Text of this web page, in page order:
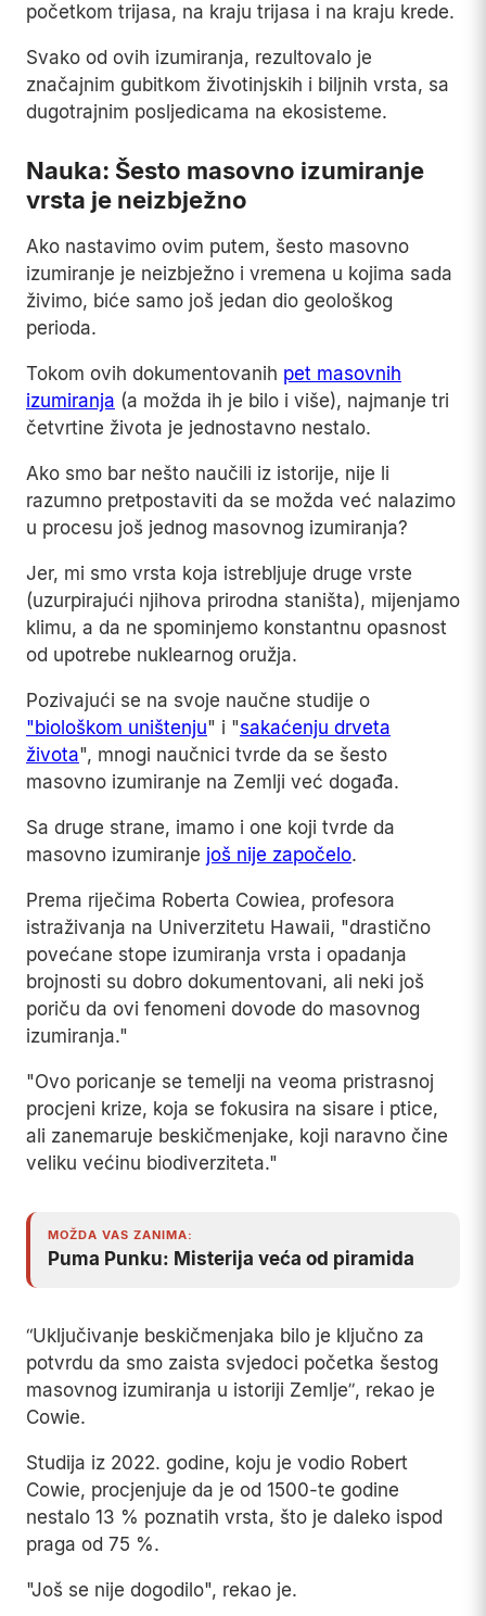
početkom trijasa, na kraju trijasa i na kraju krede.
Svako od ovih izumiranja, rezultovalo je
značajnim gubitkom životinjskih i biljnih vrsta, sa
dugotrajnim posljedicama na ekosisteme.
Nauka: Šesto masovno izumiranje
vrsta je neizbježno
Ako nastavimo ovim putem, šesto masovno
izumiranje je neizbježno i vremena u kojima sada
živimo, biće samo još jedan dio geološkog
perioda.
Tokom ovih dokumentovanih pet masovnih
izumiranja (a možda ih je bilo i više), najmanje tri
četvrtine života je jednostavno nestalo.
Ako smo bar nešto naučili iz istorije, nije li
razumno pretpostaviti da se možda već nalazimo
u procesu još jednog masovnog izumiranja?
Jer, mi smo vrsta koja istrebljuje druge vrste
(uzurpirajući njihova prirodna staništa), mijenjamo
klimu, a da ne spominjemo konstantnu opasnost
od upotrebe nuklearnog oružja.
Pozivajući se na svoje naučne studije o
"biološkom uništenju" i "sakaćenju drveta
života", mnogi naučnici tvrde da se šesto
masovno izumiranje na Zemlji već događa.
Sa druge strane, imamo i one koji tvrde da
masovno izumiranje još nije započelo.
Prema riječima Roberta Cowiea, profesora
istraživanja na Univerzitetu Hawaii, "drastično
povećane stope izumiranja vrsta i opadanja
brojnosti su dobro dokumentovani, ali neki još
poriču da ovi fenomeni dovode do masovnog
izumiranja."
"Ovo poricanje se temelji na veoma pristrasnoj
procjeni krize, koja se fokusira na sisare i ptice,
ali zanemaruje beskičmenjake, koji naravno čine
veliku većinu biodiverziteta."
MOŽDA VAS ZANIMA:
Puma Punku: Misterija veća od piramida
“Uključivanje beskičmenjaka bilo je ključno za
potvrdu da smo zaista svjedoci početka šestog
masovnog izumiranja u istoriji Zemlje”, rekao je
Cowie.
Studija iz 2022. godine, koju je vodio Robert
Cowie, procjenjuje da je od 1500-te godine
nestalo 13 % poznatih vrsta, što je daleko ispod
praga od 75 %.
"Još se nije dogodilo", rekao je.